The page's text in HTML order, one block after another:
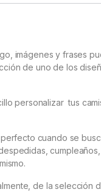
imágenes y frases
de uno de los
personalizar tus
cuando se
de la selección